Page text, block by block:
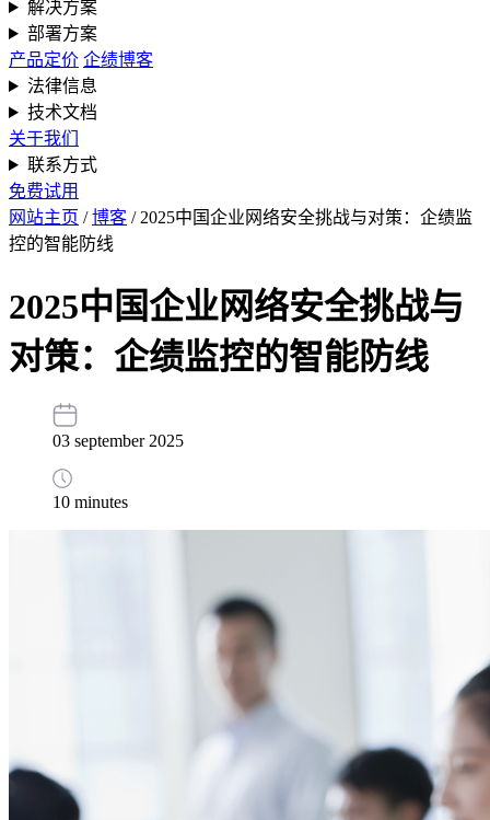
解决方案
部署方案
产品定价 企绩博客
法律信息
技术文档
关于我们
联系方式
免费试用
网站主页 /博客 / 2025中国企业网络安全挑战与对策：企绩监
控的智能防线
2025中国企业网络安全挑战与
对策：企绩监控的智能防线
03 september 2025
10 minutes